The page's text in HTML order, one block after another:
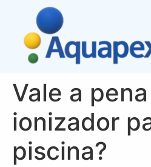
Vale a pena
ionizador
piscina?